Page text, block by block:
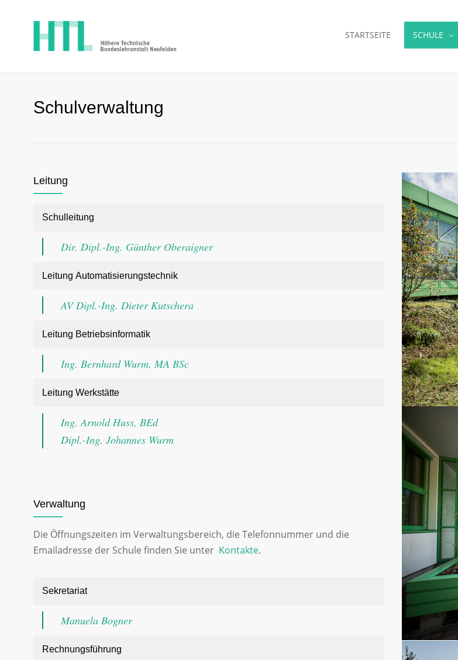
STARTSEITE SCHULE
Schulverwaltung
Leitung
Schulleitung
Dir. Dipl.-Ing. Günther Oberaigner
Leitung Automatisierungstechnik
AV Dipl.-Ing. Dieter Kutschera
Leitung Betriebsinformatik
Ing. Bernhard Wurm, MA BSc
Leitung Werkstätte
Ing. Arnold Huss, BEd
Dipl.-Ing. Johannes Wurm
Verwaltung
Die Öffnungszeiten im Verwaltungsbereich, die Telefonnummer und die
Emailadresse der Schule finden Sie unter Kontakte.
Sekretariat
Manuela Bogner
Rechnungsführung